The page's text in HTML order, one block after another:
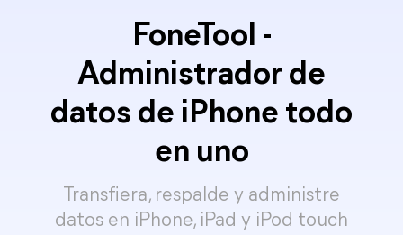
FoneTool -
Administrador de
datos de iPhone todo
en uno
Transfiera, respalde y administre
datos en iPhone, iPad y iPod touch